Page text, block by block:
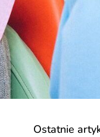
Ostatnie